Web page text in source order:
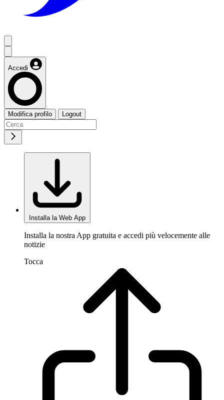
Accedi
Modifica profilo Logout
Installa la Web App
Installa la nostra App gratuita e accedi più velocemente alle
notizie
Tocca